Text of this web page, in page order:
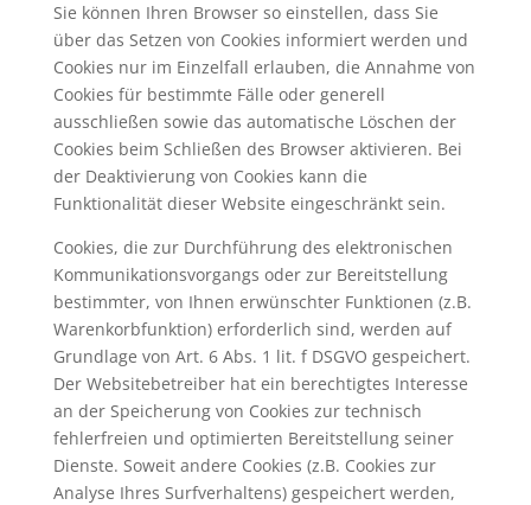
Sie können Ihren Browser so einstellen, dass Sie
über das Setzen von Cookies informiert werden und
Cookies nur im Einzelfall erlauben, die Annahme von
Cookies für bestimmte Fälle oder generell
ausschließen sowie das automatische Löschen der
Cookies beim Schließen des Browser aktivieren. Bei
der Deaktivierung von Cookies kann die
Funktionalität dieser Website eingeschränkt sein.
Cookies, die zur Durchführung des elektronischen
Kommunikationsvorgangs oder zur Bereitstellung
bestimmter, von Ihnen erwünschter Funktionen (z.B.
Warenkorbfunktion) erforderlich sind, werden auf
Grundlage von Art. 6 Abs. 1 lit. f DSGVO gespeichert.
Der Websitebetreiber hat ein berechtigtes Interesse
an der Speicherung von Cookies zur technisch
fehlerfreien und optimierten Bereitstellung seiner
Dienste. Soweit andere Cookies (z.B. Cookies zur
Analyse Ihres Surfverhaltens) gespeichert werden,